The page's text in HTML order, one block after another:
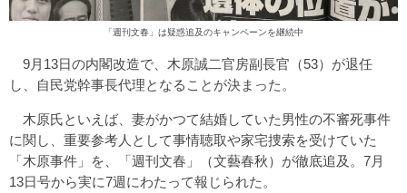
「週刊文春」は疑惑追及のキャンペーンを継続中
9月13日の内閣改造で、木原誠二官房副長官（53）が退任
し、自民党幹事長代理となることが決まった。
木原氏といえば、妻がかつて結婚していた男性の不審死事件
に関し、重要参考人として事情聴取や家宅捜索を受けていた
「木原事件」を、「週刊文春」（文藝春秋）が徹底追及。7月
13日号から実に7週にわたって報じられた。